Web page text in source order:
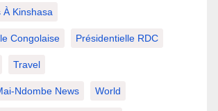
À Kinshasa
Congolaise Présidentielle RDC
Travel
Ndombe News World